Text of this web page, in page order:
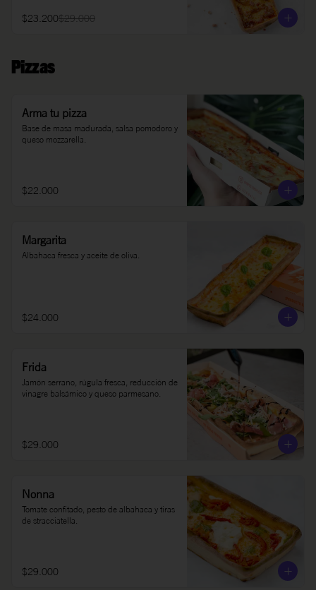
$23.200$29.000
Pizzas
Arma tu pizza
Base de masa madurada, salsa pomodoro y
queso mozzarella.
$22.000
Margarita
Albahaca fresca y aceite de oliva.
$24.000
Frida
Jamón serrano, rúgula fresca, reducción de
vinagre balsámico y queso parmesano.
$29.000
Nonna
Tomate confitado, pesto de albahaca y tiras
de stracciatella.
$29.000